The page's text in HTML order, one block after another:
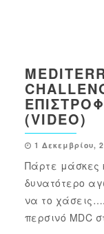
(VIDEO)
1 Δεκεμβρίου,
Πάρτε μάσκες
δυνατότερο
να το
περσινό MDC